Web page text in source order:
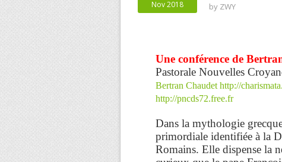
Nov 2018 by ZWY
Une conférence de
Pastorale Nouvelles
Bertran Chaudet http://
http://pncds72.free.fr
Dans la mythologie
primordiale identifiée à la
Romains. Elle dispense la